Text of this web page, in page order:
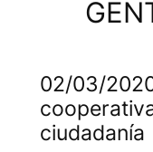
02/03/
ciudadanía